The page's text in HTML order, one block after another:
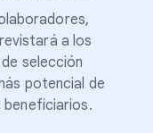
a los
selección
potencial de